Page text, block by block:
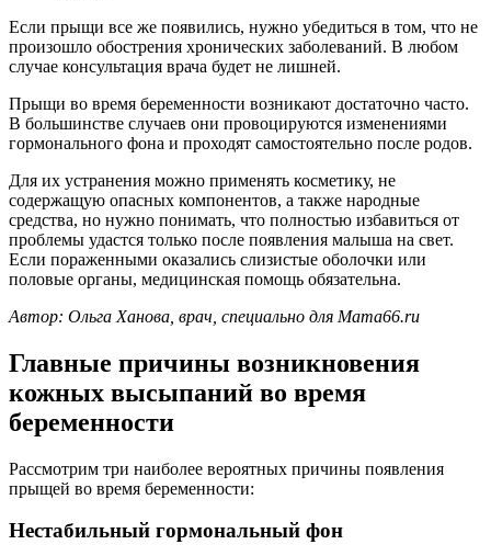
Если прыщи все же появились, нужно убедиться в том, что не
произошло обострения хронических заболеваний. В любом
случае консультация врача будет не лишней.
Прыщи во время беременности возникают достаточно часто.
В большинстве случаев они провоцируются изменениями
гормонального фона и проходят самостоятельно после родов.
Для их устранения можно применять косметику, не
содержащую опасных компонентов, а также народные
средства, но нужно понимать, что полностью избавиться от
проблемы удастся только после появления малыша на свет.
Если пораженными оказались слизистые оболочки или
половые органы, медицинская помощь обязательна.
Автор: Ольга Ханова, врач, специально для Mama66.ru
Главные причины возникновения
кожных высыпаний во время
беременности
Рассмотрим три наиболее вероятных причины появления
прыщей во время беременности:
Нестабильный гормональный фон